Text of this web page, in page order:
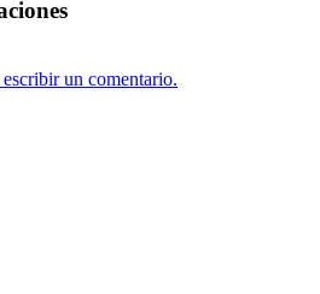
un comentario.